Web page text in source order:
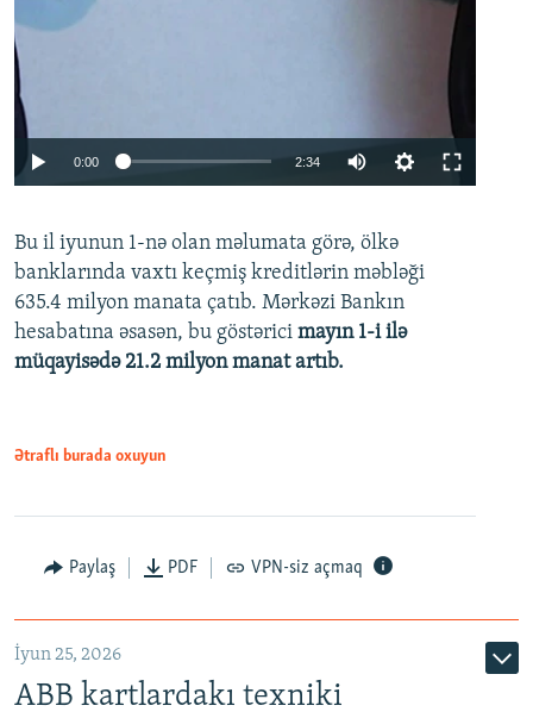
Auto 240p 360p 480p
720p 1080p
0:00 2:34
360p
480p
720p
Bu il iyunun 1-nə olan məlumata görə, ölkə
banklarında vaxtı keçmiş kreditlərin məbləği
635.4 milyon manata çatıb. Mərkəzi Bankın
hesabatına əsasən, bu göstərici mayın 1-i ilə
müqayisədə 21.2 milyon manat artıb.
Ətraflı burada oxuyun
Paylaş PDF VPN-siz açmaq
İyun 25, 2026
ABB kartlardakı texniki